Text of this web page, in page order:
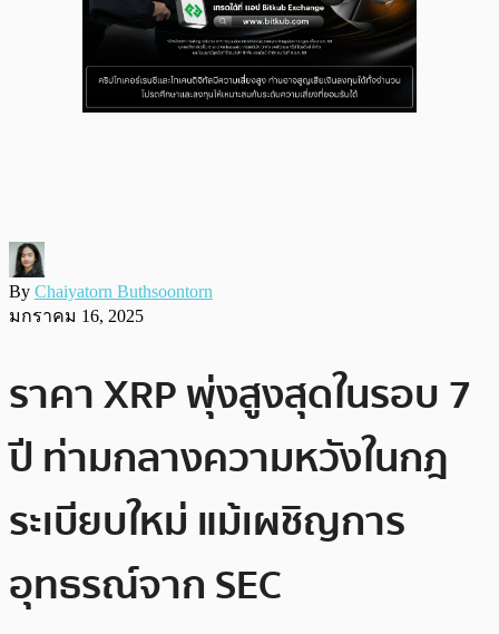
By Chaiyatorn Buthsoontorn
มกราคม 16, 2025
ราคา XRP พุ่งสูงสุดในรอบ 7
ปี ท่ามกลางความหวังในกฎ
ระเบียบใหม่ แม้เผชิญการ
อุทธรณ์จาก SEC